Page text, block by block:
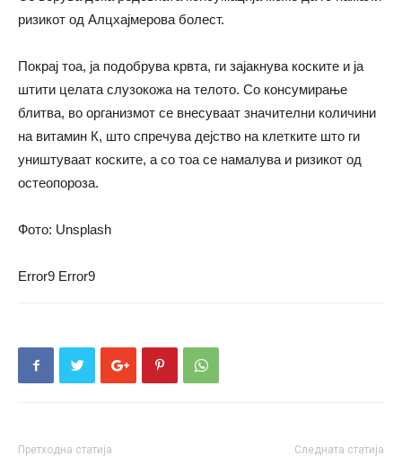
ризикот од Алцхајмерова болест.
Покрај тоа, ја подобрува крвта, ги зајакнува коските и ја
штити целата слузокожа на телото. Со консумирање
блитва, во организмот се внесуваат значителни количини
на витамин К, што спречува дејство на клетките што ги
уништуваат коските, а со тоа се намалува и ризикот од
остеопороза.
Фото: Unsplash
Error9 Error9
Претходна статија Следната статија